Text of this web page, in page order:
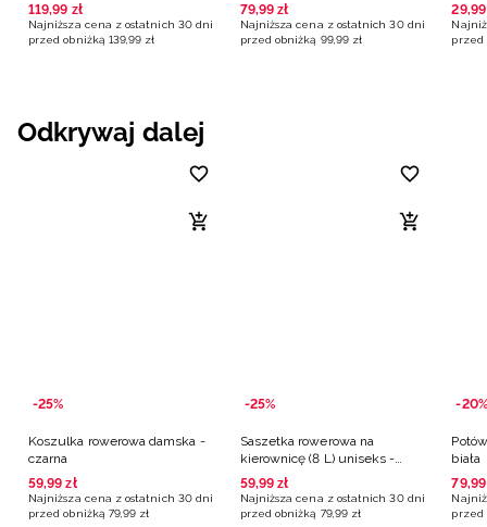
119,99 zł
Najniższa cena z ostatnich 30 dni
przed obniżką 139,99 zł
79,99 zł
Najniższa cena z ostatnich 30 dni
przed obniżką 99,99 zł
29,99
przed
Odkrywaj dalej
-25%
Koszulka rowerowa damska -
czarna
59,99 zł
Najniższa cena z ostatnich 30 dni
przed obniżką 79,99 zł
-25%
Saszetka rowerowa na
kierownicę (8 L) uniseks -
czarna
59,99 zł
Najniższa cena z ostatnich 30 dni
przed obniżką 79,99 zł
-20%
biała
79,99
przed